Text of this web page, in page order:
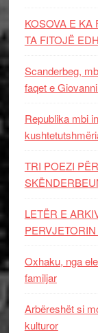
KOSOVA E KA
TA FITOJË
Scanderbeg,
faqet e
Republika mbi
TRI POEZI
LETËR E
Oxhaku, nga
familjar
Arbëreshët si
kulturor